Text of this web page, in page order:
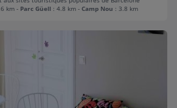
km - Parc Güell : 4.8 km - Camp Nou : 3.8 km